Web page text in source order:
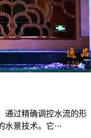
通过精确调控水流的形
景技术。它···